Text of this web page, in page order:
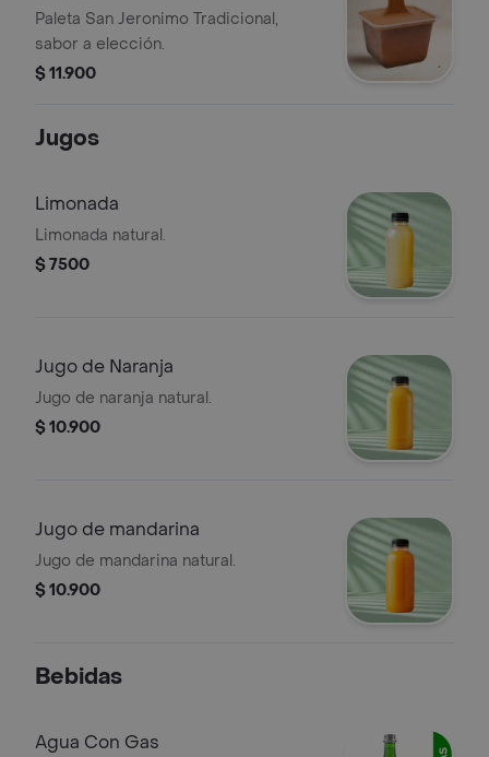
Paleta San Jeronimo Tradicional,
sabor a elección.
$ 11.900
Jugos
Limonada
Limonada natural.
$ 7500
Jugo de Naranja
Jugo de naranja natural.
$ 10.900
Jugo de mandarina
Jugo de mandarina natural.
$ 10.900
Bebidas
Agua Con Gas